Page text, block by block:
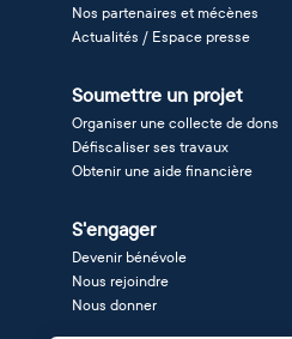
Nos partenaires et mécènes
Actualités / Espace presse
Soumettre un projet
Organiser une collecte de dons
Défiscaliser ses travaux
Obtenir une aide financière
S'engager
Devenir bénévole
Nous rejoindre
Nous donner